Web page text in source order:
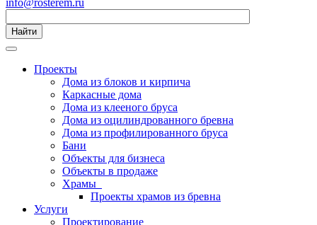
info@rosterem.ru
Найти
Проекты
Дома из блоков и кирпича
Каркасные дома
Дома из клееного бруса
Дома из оцилиндрованного бревна
Дома из профилированного бруса
Бани
Объекты для бизнеса
Объекты в продаже
Храмы
Проекты храмов из бревна
Услуги
Проектирование